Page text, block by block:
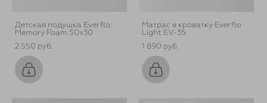
Детская подушка Everflo
Memory Foam 50x30
2 550 pуб.
Матрас в кроватку Everflo
Light EV-35
1 890 pуб.